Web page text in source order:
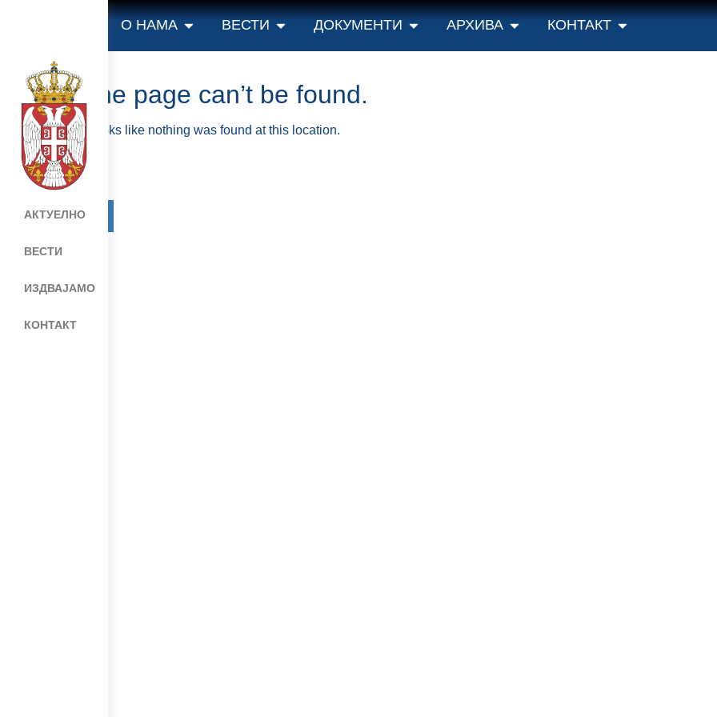
О НАМА ВЕСТИ ДОКУМЕНТИ АРХИВА КОНТАКТ
АКТУЕЛНО
ВЕСТИ
ИЗДВАЈАМО
КОНТАКТ
The page can’t be found.
It looks like nothing was found at this location.
Мапа сајта